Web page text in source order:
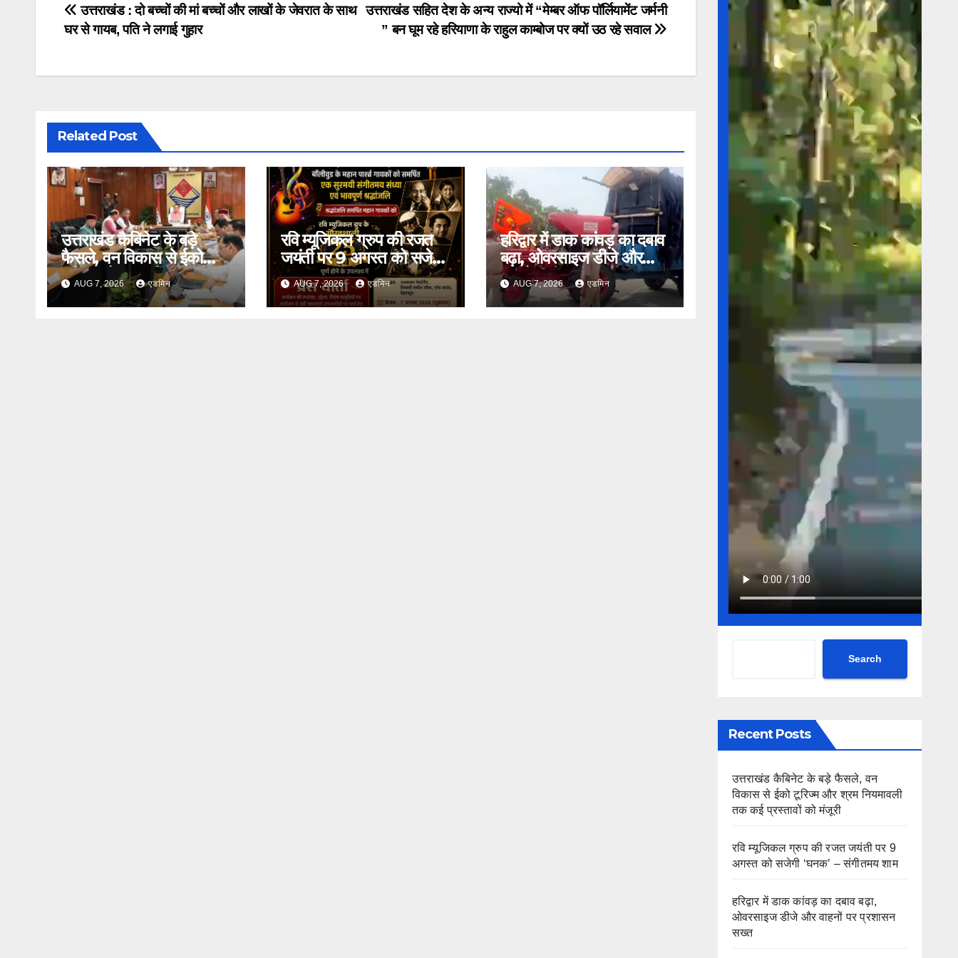
Post
navigation
उत्तराखंड सहित देश के अन्य राज्यो में “मेम्बर ऑफ पॉर्लियामेंट जर्मनी
” बन घूम रहे हरियाणा के राहुल काम्बोज पर क्यों उठ रहे सवाल
उत्तराखंड : दो बच्चों की मां बच्चों और लाखों के जेवरात के साथ
घर से गायब, पति ने लगाई गुहार
Related Post
उत्तराखंड कैबिनेट के बड़े
फैसले, वन विकास से ईको
टूरिज्म और श्रम नियमावली
तक कई प्रस्तावों को मंजूरी
AUG 7, 2026 एडमिन
रवि म्यूजिकल ग्रुप की रजत
जयंती पर 9 अगस्त को सजेगी
‘घनक’ – संगीतमय शाम
AUG 7, 2026 एडमिन
हरिद्वार में डाक कांवड़ का दबाव
बढ़ा, ओवरसाइज डीजे और
वाहनों पर प्रशासन सख्त
AUG 7, 2026 एडमिन
Search
Recent Posts
उत्तराखंड कैबिनेट के बड़े फैसले, वन
विकास से ईको टूरिज्म और श्रम नियमावली
तक कई प्रस्तावों को मंजूरी
रवि म्यूजिकल ग्रुप की रजत जयंती पर 9
अगस्त को सजेगी ‘घनक’ – संगीतमय शाम
हरिद्वार में डाक कांवड़ का दबाव बढ़ा,
ओवरसाइज डीजे और वाहनों पर प्रशासन
सख्त